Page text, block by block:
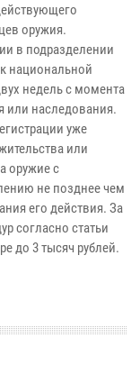
оружия.
в подразделении
национальной
недель с момента
или наследования.
уже
или
оружие с
не позднее чем
его действия. За
согласно статьи
до 3 тысяч рублей.